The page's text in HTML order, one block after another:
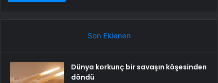
Son Eklenen
Dünya korkunç bir savaşın köşesinden
döndü